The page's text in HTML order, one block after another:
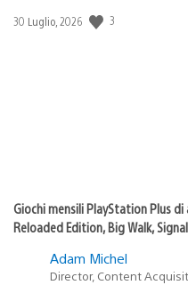
Data
30 Luglio, 2026 3
Giochi mensili PlayStation Plus
Reloaded Edition, Big Walk,
Adam Michel
Director, Content